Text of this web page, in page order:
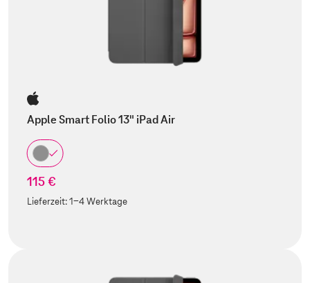
Apple Smart Folio 13" iPad Air
115 €
Lieferzeit:1-4 Werktage